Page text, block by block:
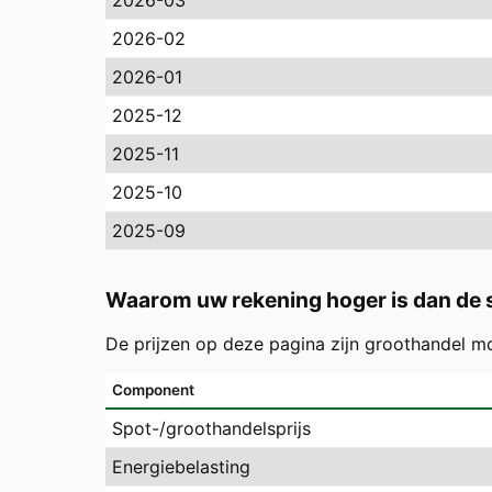
2026-02
2026-01
2025-12
2025-11
2025-10
2025-09
Waarom uw rekening hoger is dan de
De prijzen op deze pagina zijn groothandel
Component
Spot-/groothandelsprijs
Energiebelasting